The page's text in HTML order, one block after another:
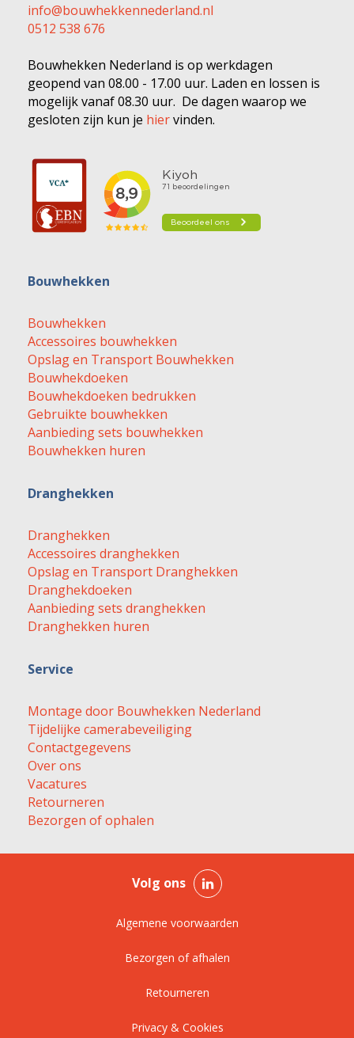
info@bouwhekkennederland.nl
0512 538 676
Bouwhekken Nederland is op werkdagen
geopend van 08.00 - 17.00 uur. Laden en lossen is
mogelijk vanaf 08.30 uur. De dagen waarop we
gesloten zijn kun je hiervinden.
Bouwhekken
Bouwhekken
Accessoires bouwhekken
Opslag en Transport Bouwhekken
Bouwhekdoeken
Bouwhekdoeken bedrukken
Gebruikte bouwhekken
Aanbieding sets bouwhekken
Bouwhekken huren
Dranghekken
Dranghekken
Accessoires dranghekken
Opslag en Transport Dranghekken
Dranghekdoeken
Aanbieding sets dranghekken
Dranghekken huren
Service
Montage door Bouwhekken Nederland
Tijdelijke camerabeveiliging
Contactgegevens
Over ons
Vacatures
Retourneren
Bezorgen of ophalen
Volg ons
Algemene voorwaarden
Bezorgen of afhalen
Retourneren
Privacy & Cookies